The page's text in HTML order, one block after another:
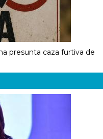
presunta caza furtiva de